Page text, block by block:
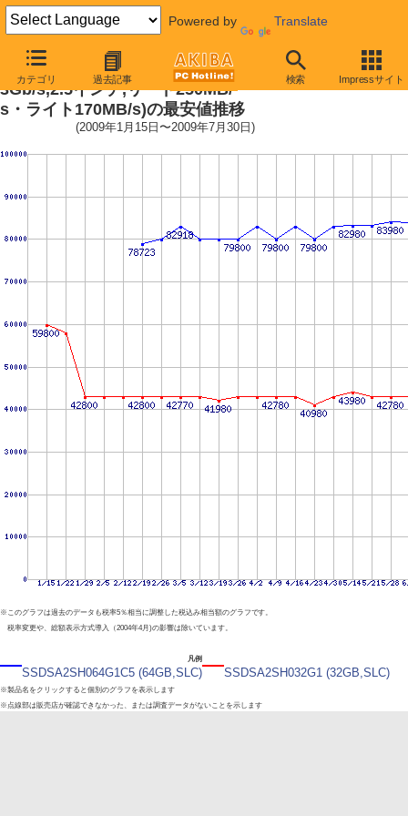
Powered by Translate
カテゴリ 過去記事 検索 Impressサイト
X25-E Extreme SATA SSD (SSD,
3Gb/s,2.5インチ,リード250MB/
s・ライト170MB/s)の最安値推移
(2009年1月15日〜2009年7月30日)
※このグラフは過去のデータも税率5％相当に調整した税込み相当額のグラフです。
税率変更や、総額表示方式導入（2004年4月)の影響は除いています。
凡例
SSDSA2SH064G1C5 (64GB,SLC) SSDSA2SH032G1 (32GB,SLC)
※製品名をクリックすると個別のグラフを表示します
※点線部は販売店が確認できなかった、または調査データがないことを示します